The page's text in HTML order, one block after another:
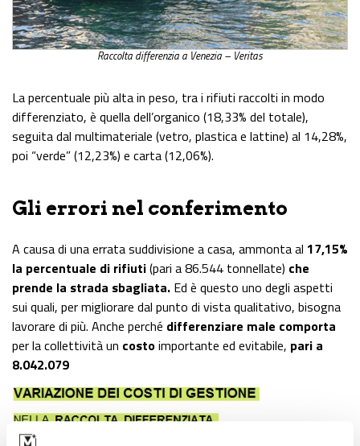
Raccolta differenzia a Venezia – Veritas
La percentuale più alta in peso, tra i rifiuti raccolti in modo
differenziato, è quella dell’organico (18,33% del totale),
seguita dal multimateriale (vetro, plastica e lattine) al 14,28%,
poi “verde” (12,23%) e carta (12,06%).
Gli errori nel conferimento
A causa di una errata suddivisione a casa, ammonta al 17,15%
la percentuale di rifiuti(pari a 86.544 tonnellate) che
prende la strada sbagliata. Ed è questo uno degli aspetti
sui quali, per migliorare dal punto di vista qualitativo, bisogna
lavorare di più. Anche perché differenziare male comporta
per la collettività un costoimportante ed evitabile, pari a
8.042.079